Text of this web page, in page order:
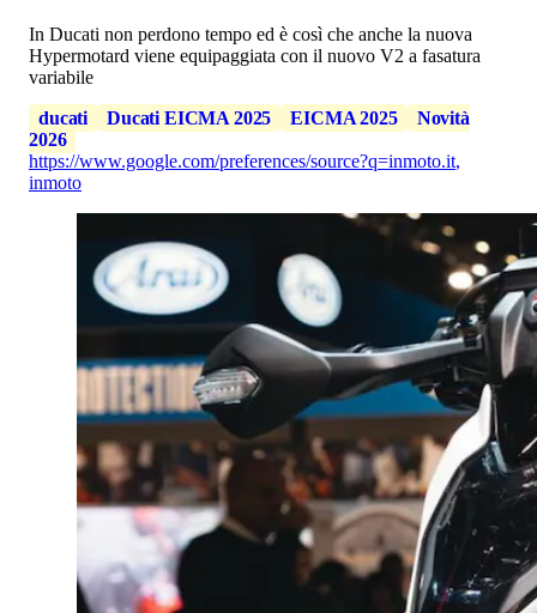
In Ducati non perdono tempo ed è così che anche la nuova
Hypermotard viene equipaggiata con il nuovo V2 a fasatura
variabile
ducati
Ducati EICMA 2025 EICMA 2025
Novità
2026
https://www.google.com/preferences/source?q=inmoto.it,
inmoto